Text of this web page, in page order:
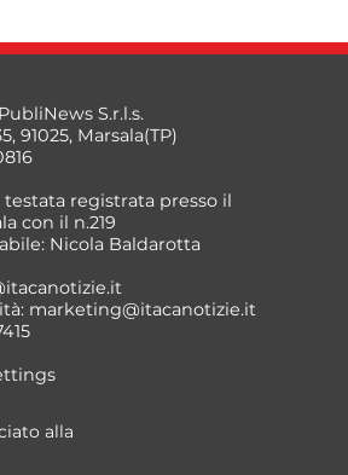
S.r.l.s.
91025, Marsala(TP)
registrata presso il
con il n.219
Nicola Baldarotta
marketing@itacanotizie.it
alla